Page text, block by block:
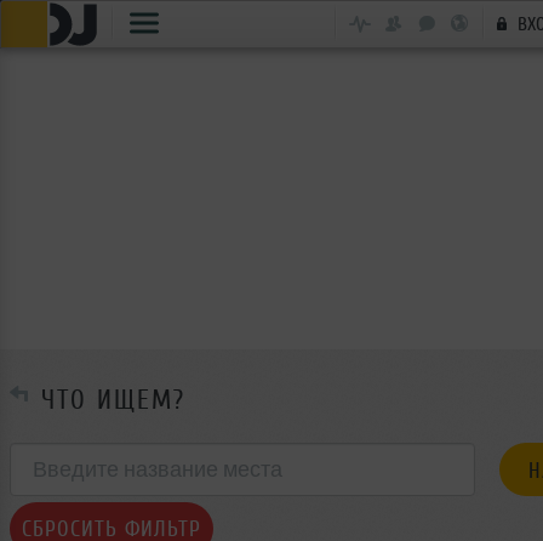
ЧТО ИЩЕМ?
СБРОСИТЬ ФИЛЬТР